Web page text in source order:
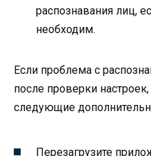
распознавания лиц,
необходим.
Если проблема с
после проверки
следующие
Перезагрузите